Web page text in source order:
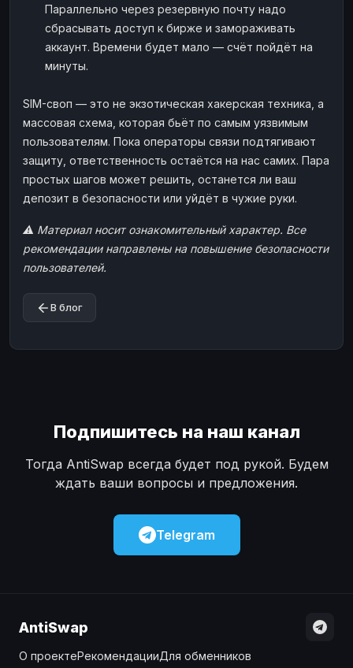
Параллельно через резервную почту надо
сбрасывать доступ к бирже и замораживать
аккаунт. Времени будет мало — счёт пойдёт на
минуты.
SIM-своп — это не экзотическая хакерская техника, а
массовая схема, которая бьёт по самым уязвимым
пользователям. Пока операторы связи подтягивают
защиту, ответственность остаётся на нас самих. Пара
простых шагов может решить, останется ли ваш
депозит в безопасности или уйдёт в чужие руки.
⚠️ Материал носит ознакомительный характер. Все
рекомендации направлены на повышение безопасности
пользователей.
В блог
Подпишитесь на наш канал
Тогда AntiSwap всегда будет под рукой. Будем
ждать ваши вопросы и предложения.
Telegram
AntiSwap
О проектеРекомендацииДля обменников